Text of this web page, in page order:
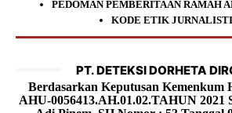
PEDOMAN PEMBERITAAN RAMAH
KODE ETIK
PT. DETEKSI DORHETA
Berdasarkan Keputusan Kemenkum
AHU-0056413.AH.01.02.TAHUN 2021